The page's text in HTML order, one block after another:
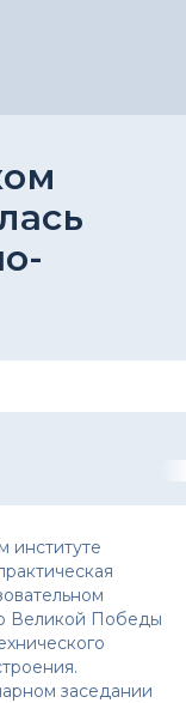
институте
Великой Победы
заседании